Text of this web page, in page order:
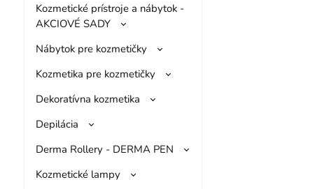
Kozmetické prístroje a nábytok -
AKCIOVÉ SADY
Nábytok pre kozmetičky
Kozmetika pre kozmetičky
Dekoratívna kozmetika
Depilácia
Derma Rollery - DERMA PEN
Kozmetické lampy